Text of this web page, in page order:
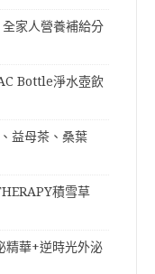
家人營養補給分
Bottle淨水壺飲
益母茶、桑葉
積雪草
華+逆時光外泌